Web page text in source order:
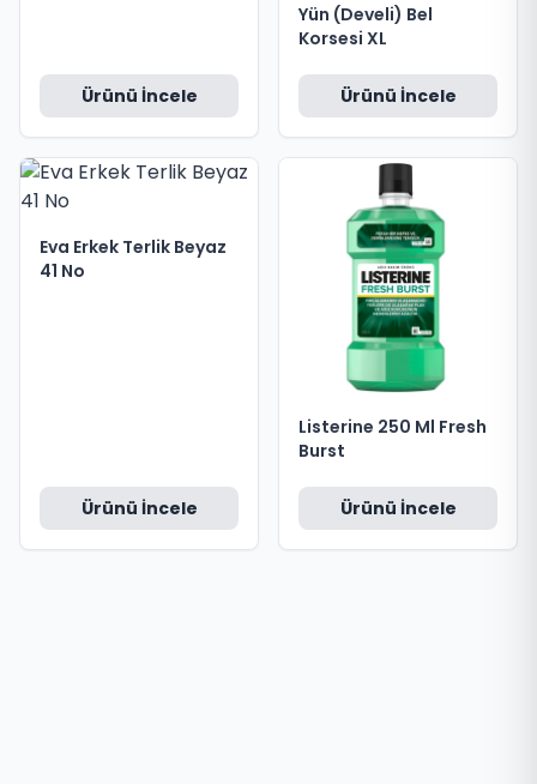
Ürünü İncele
Yün (Develi) Bel
Korsesi XL
Ürünü İncele
Eva Erkek Terlik Beyaz
41 No
Ürünü İncele
Listerine 250 Ml Fresh
Burst
Ürünü İncele